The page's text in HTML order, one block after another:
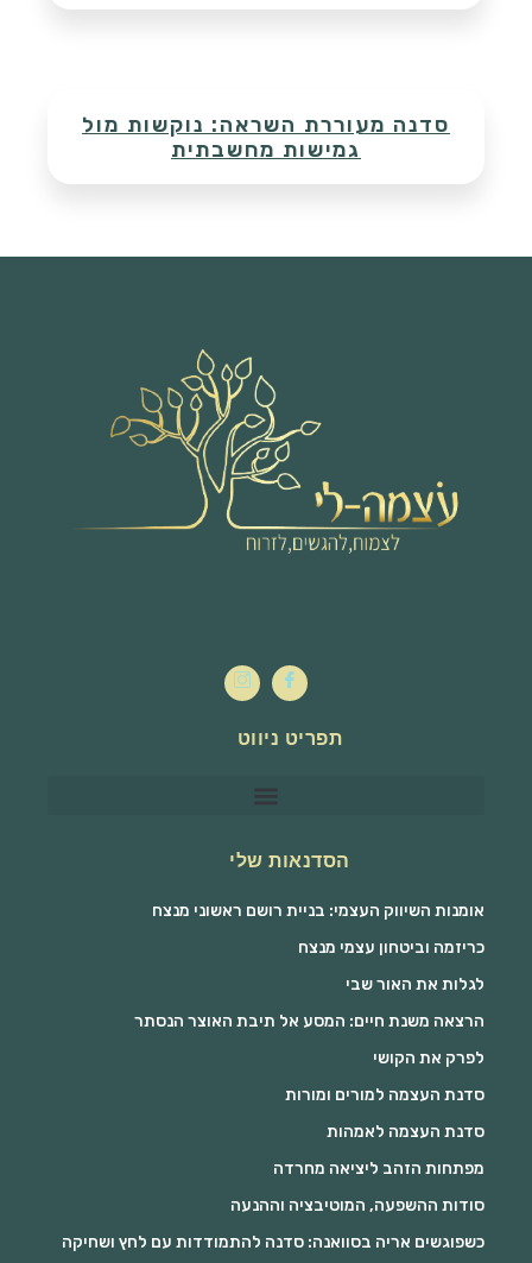
סדנה מעוררת השראה: נוקשות מול
גמישות מחשבתית
תפריט ניווט
הסדנאות שלי
אומנות השיווק העצמי: בניית רושם ראשוני מנצח
כריזמה וביטחון עצמי מנצח
לגלות את האור שבי
הרצאה משנת חיים: המסע אל תיבת האוצר הנסתר
לפרק את הקושי
סדנת העצמה למורים ומורות
סדנת העצמה לאמהות
מפתחות הזהב ליציאה מחרדה
סודות ההשפעה, המוטיבציה וההנעה
כשפוגשים אריה בסוואנה: סדנה להתמודדות עם לחץ ושחיקה